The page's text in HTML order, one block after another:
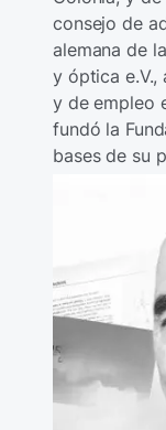
consejo de
alemana de
y óptica e.V.,
y de empleo
fundó la
bases de su